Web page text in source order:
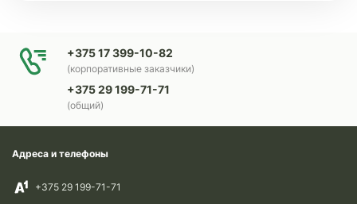
+375 17 399-10-82
(корпоративные заказчики)
+375 29 199-71-71
(общий)
Адреса и телефоны
+375 29 199-71-71